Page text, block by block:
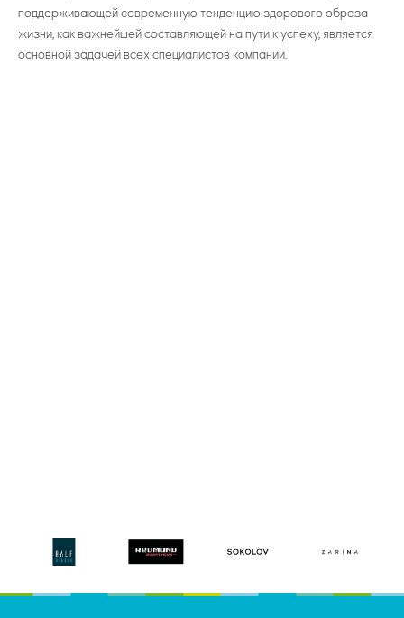
поддерживающей современную тенденцию здорового образа
жизни, как важнейшей составляющей на пути к успеху, является
основной задачей всех специалистов компании.